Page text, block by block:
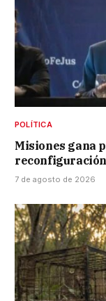
POLÍTICA
Misiones gana
7 de agosto de 2026